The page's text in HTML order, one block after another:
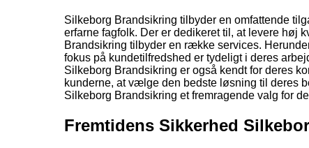
Silkeborg Brandsikring tilbyder en omfattende
erfarne fagfolk. Der er dedikeret til, at levere høj
Brandsikring tilbyder en række services.
fokus på kundetilfredshed er tydeligt i deres
Silkeborg Brandsikring er også kendt for deres
kunderne, at vælge den bedste løsning til deres
Silkeborg Brandsikring et fremragende valg for
Fremtidens Sikkerhed